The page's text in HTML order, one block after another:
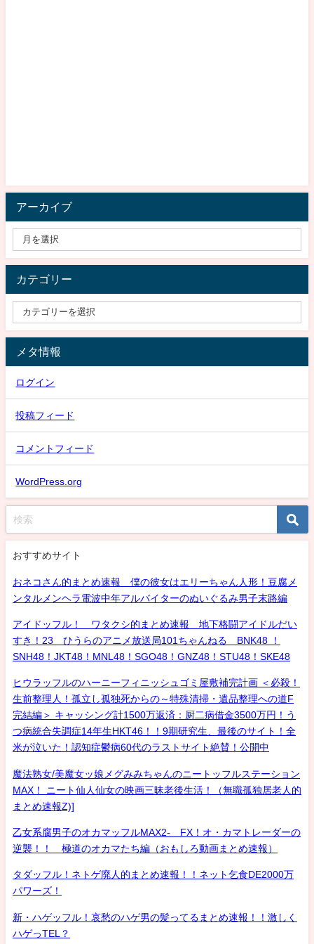
アーカイブ
カテゴリー
メタ情報
ログイン
投稿フィード
コメントフィード
WordPress.org
おすすめサイト
おネコさん的まとめ速報 僕の彼女はエリーちゃん人形！豆腐メ
ンタルメンヘラ電波中年アルバイターのぬいぐるみ男子末路編
アイドッフル！ ワタクシ的まとめ速報 地下格闘アイドルだい
すき！23 ひうらのアニメ放送局101ちゃんねる BNK48 ！
SNH48！JKT48！MNL48！SGO48！GNZ48！STU48！SKE48
ヒウラッフルのハーニーフィニッシュゴミ屋敷補完計画 ＜必殺！
生前整理人！孤立し孤独死からの～特殊清掃・遺品整理への道F
完結編＞ キャッシング計1500万返済：厨二病借金3500万円！う
つ病統合失調症14年生HKT46！！9期研究生、最後のサイト！全
米が泣いた！認知症鬱病60代のラストサイト絶賛！公開中
魔法熟女/美魔女ッ娘メグみみちゃんのニートッフルステーション
MAX！ ニート仙人仙女の映画三昧老後生活！（無職孤独居老人的
まとめ速報Z)]
乙女系腐男子のオカマッフルMAX2- FX！オ・カマトレーダーの
逆襲！！ 極道のオカマたち編（おもしろ動画まとめ速報）
タダッフル！ネトゲ廃人的まとめ速報！！ネット乞食DE2000万
パワーズ！
新・ハゲッフル！哀愁のハゲ男の髪ってるまとめ速報！！激しく
ハゲっTEL？